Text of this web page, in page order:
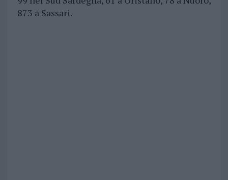
873 a Sassari.